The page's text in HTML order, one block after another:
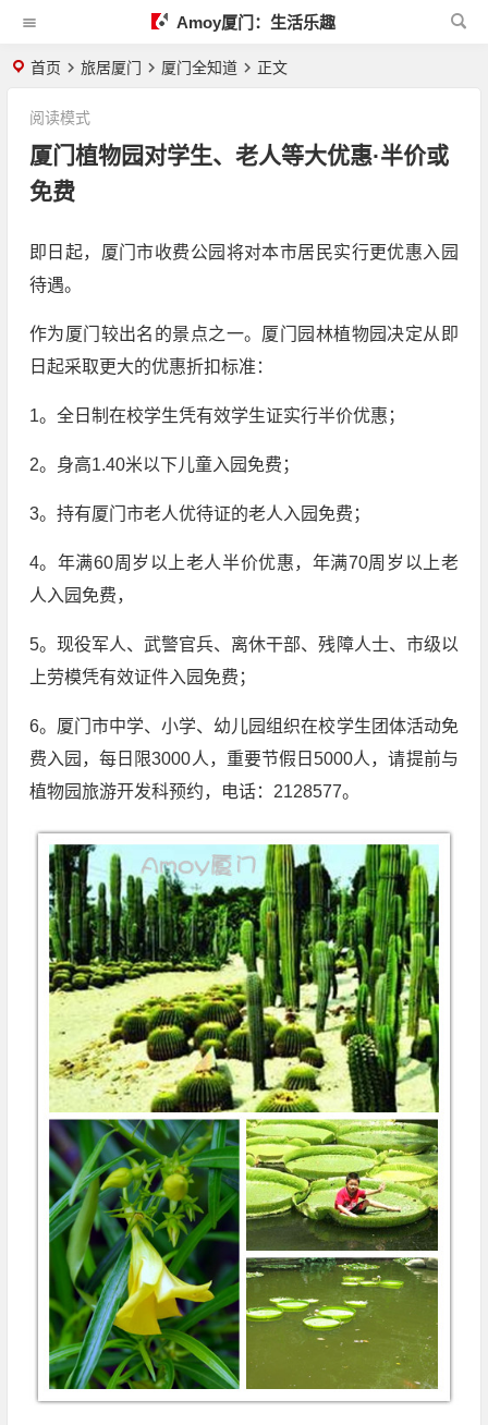
Amoy厦门：生活乐趣
首页 旅居厦门 厦门全知道 正文
厦门植物园对学生、老人等大优惠·半价或
免费
阅读模式
即日起，厦门市收费公园将对本市居民实行更优惠入园
待遇。
作为厦门较出名的景点之一。厦门园林植物园决定从即
日起采取更大的优惠折扣标准：
1。全日制在校学生凭有效学生证实行半价优惠；
2。身高1.40米以下儿童入园免费；
3。持有厦门市老人优待证的老人入园免费；
4。年满60周岁以上老人半价优惠，年满70周岁以上老
人入园免费，
5。现役军人、武警官兵、离休干部、残障人士、市级以
上劳模凭有效证件入园免费；
6。厦门市中学、小学、幼儿园组织在校学生团体活动免
费入园，每日限3000人，重要节假日5000人，请提前与
植物园旅游开发科预约，电话：2128577。